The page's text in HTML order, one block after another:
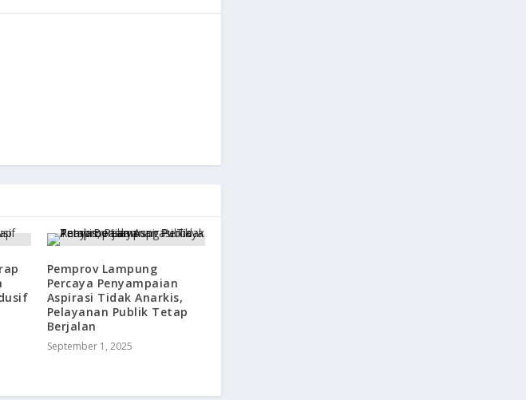
Pemprov Lampung
Percaya Penyampaian
Aspirasi Tidak Anarkis,
Pelayanan Publik Tetap
Berjalan
September 1, 2025